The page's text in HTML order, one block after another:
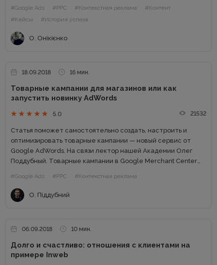
автомобилей. Целевая...
#Google Ads #PPC #Контекстная реклама
#Контент
#Кейсы
#История успеха
О. Онікієнко
18.09.2018 16 мин.
Товарные кампании для магазинов или как
запустить новинку AdWords
5.0 21532
Статья поможет самостоятельно создать, настроить и
оптимизировать товарные кампании — новый сервис от
Google AdWords. На связи лектор нашей Академии Олег
Поддубный. Товарные кампании в Google Merchant Center
инструмент Google Merchant Center —...
#Google Ads #PPC #Контекстная реклама
О. Піддубний
06.09.2018 10 мин.
Долго и счастливо: отношения с клиентами на
примере Inweb